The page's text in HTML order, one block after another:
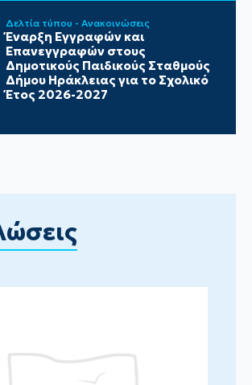
Δελτία τύπου - Ανακοινώσεις
Έναρξη Εγγραφών και
Επανεγγραφών στους
Δημοτικούς Παιδικούς Σταθμούς
Δήμου Ηράκλειας για το Σχολικό
Έτος 2026-2027